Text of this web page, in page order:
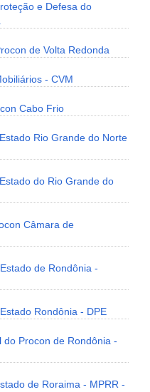
e Defesa do
de Volta Redonda
- CVM
Cabo Frio
Rio Grande do Norte
do Rio Grande do
Câmara de
de Rondônia -
Rondônia - DPE
do Procon de Rondônia -
de Roraima - MPRR -